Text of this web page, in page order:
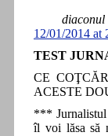
diaconul
12/01/2014 at
TEST
CE
ACESTE
*** Jurnalistul
îl voi lăsa să